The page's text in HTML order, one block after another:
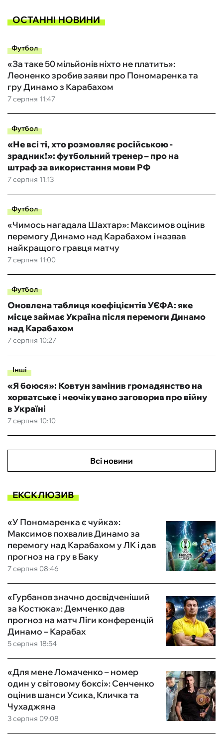
ОСТАННІ НОВИНИ
Футбол
7 серпня 11:47
«За таке 50 мільйонів ніхто не платить»:
Леоненко зробив заяви про Пономаренка та
гру Динамо з Карабахом
Футбол
7 серпня 11:13
«Не всі ті, хто розмовляє російською -
зрадник!»: футбольний тренер – про на
штраф за використання мови РФ
Футбол
7 серпня 11:00
«Чимось нагадала Шахтар»: Максимов оцінив
перемогу Динамо над Карабахом і назвав
найкращого гравця матчу
Футбол
7 серпня 10:27
Оновлена таблиця коефіцієнтів УЄФА: яке
місце займає Україна після перемоги Динамо
над Карабахом
Інші
7 серпня 10:10
«Я боюся»: Ковтун замінив громадянство на
хорватське і неочікувано заговорив про війну
в Україні
Всі новини
ЕКСКЛЮЗИВ
7 серпня 08:46
«У Пономаренка є чуйка»:
Максимов похвалив Динамо за
перемогу над Карабахом у ЛК і дав
прогноз на гру в Баку
5 серпня 18:54
«Гурбанов значно досвідченіший
за Костюка»: Демченко дав
прогноз на матч Ліги конференцій
Динамо – Карабах
3 серпня 09:08
«Для мене Ломаченко – номер
один у світовому боксі»: Сенченко
оцінив шанси Усика, Кличка та
Чухаджяна